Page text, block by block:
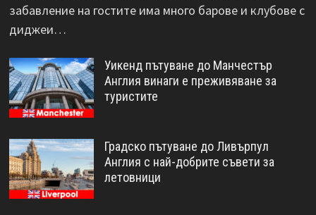
забавление на гостите има много барове и клубове с
диджеи…
Уикенд пътуване до Манчестър
Англия винаги е преживяване за
туристите
Градско пътуване до Ливърпул
Англия с най-добрите съвети за
летовници